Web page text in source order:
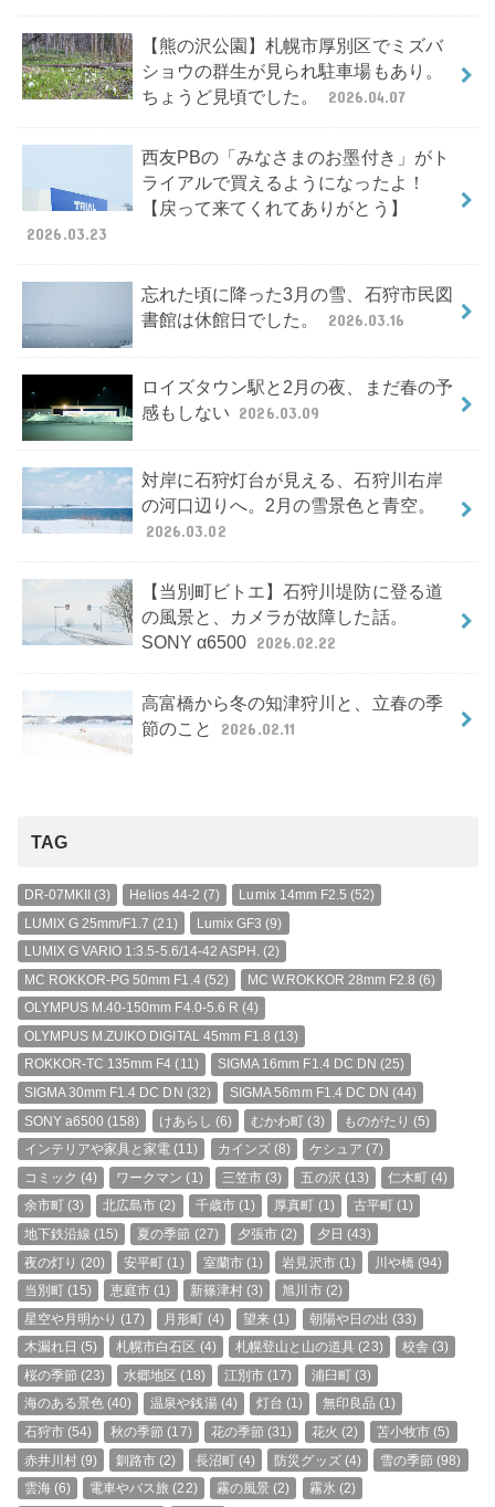
【熊の沢公園】札幌市厚別区でミズバ
ショウの群生が見られ駐車場もあり。
ちょうど見頃でした。
2026.04.07
西友PBの「みなさまのお墨付き」がト
ライアルで買えるようになったよ！
【戻って来てくれてありがとう】
2026.03.23
忘れた頃に降った3月の雪、石狩市民図
書館は休館日でした。
2026.03.16
ロイズタウン駅と2月の夜、まだ春の予
感もしない 2026.03.09
対岸に石狩灯台が見える、石狩川右岸
の河口辺りへ。2月の雪景色と青空。
2026.03.02
【当別町ビトエ】石狩川堤防に登る道
の風景と、カメラが故障した話。
SONY α6500 2026.02.22
高富橋から冬の知津狩川と、立春の季
節のこと
2026.02.11
TAG
DR-07MKII (3) Helios 44-2 (7) Lumix 14mm F2.5 (52)
LUMIX G 25mm/F1.7 (21) Lumix GF3 (9)
LUMIX G VARIO 1:3.5-5.6/14-42 ASPH. (2)
MC ROKKOR-PG 50mm F1.4(52) MC W.ROKKOR 28mm F2.8 (6)
OLYMPUS M.40-150mm F4.0-5.6 R (4)
OLYMPUS M.ZUIKO DIGITAL 45mm F1.8 (13)
ROKKOR-TC 135mm F4 (11) SIGMA 16mm F1.4 DC DN (25)
SIGMA 30mm F1.4 DC DN (32) SIGMA 56mm F1.4 DC DN (44)
SONY a6500 (158) けあらし (6) むかわ町 (3) ものがたり (5)
インテリアや家具と家電 (11) カインズ(8) ケシュア (7)
コミック (4) ワークマン (1) 三笠市 (3) 五の沢 (13) 仁木町 (4)
余市町(3) 北広島市 (2) 千歳市(1) 厚真町 (1) 古平町 (1)
地下鉄沿線 (15) 夏の季節 (27) 夕張市 (2) 夕日 (43)
夜の灯り (20) 安平町 (1) 室蘭市(1) 岩見沢市(1) 川や橋 (94)
当別町(15) 恵庭市 (1) 新篠津村(3) 旭川市(2)
星空や月明かり (17) 月形町 (4) 望来 (1) 朝陽や日の出 (33)
木漏れ日 (5) 札幌市白石区 (4) 札幌登山と山の道具 (23) 校舎 (3)
桜の季節 (23) 水郷地区 (18) 江別市 (17) 浦臼町(3)
海のある景色(40) 温泉や銭湯(4) 灯台 (1) 無印良品 (1)
石狩市(54) 秋の季節 (17) 花の季節 (31) 花火 (2) 苫小牧市 (5)
赤井川村(9) 釧路市 (2) 長沼町(4) 防災グッズ(4) 雪の季節 (98)
雲海(6) 電車やバス旅 (22) 霧の風景 (2) 霧氷 (2)